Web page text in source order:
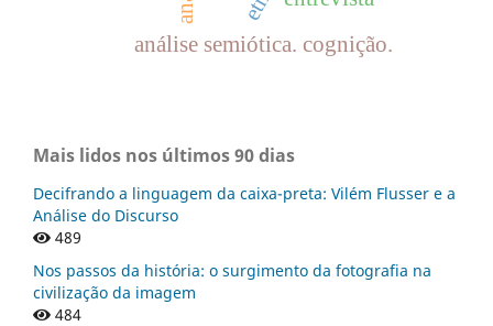
análise semiótica. cognição.
Mais lidos nos últimos 90 dias
Decifrando a linguagem da caixa-preta: Vilém Flusser e a
Análise do Discurso
489
Nos passos da história: o surgimento da fotografia na
civilização da imagem
484